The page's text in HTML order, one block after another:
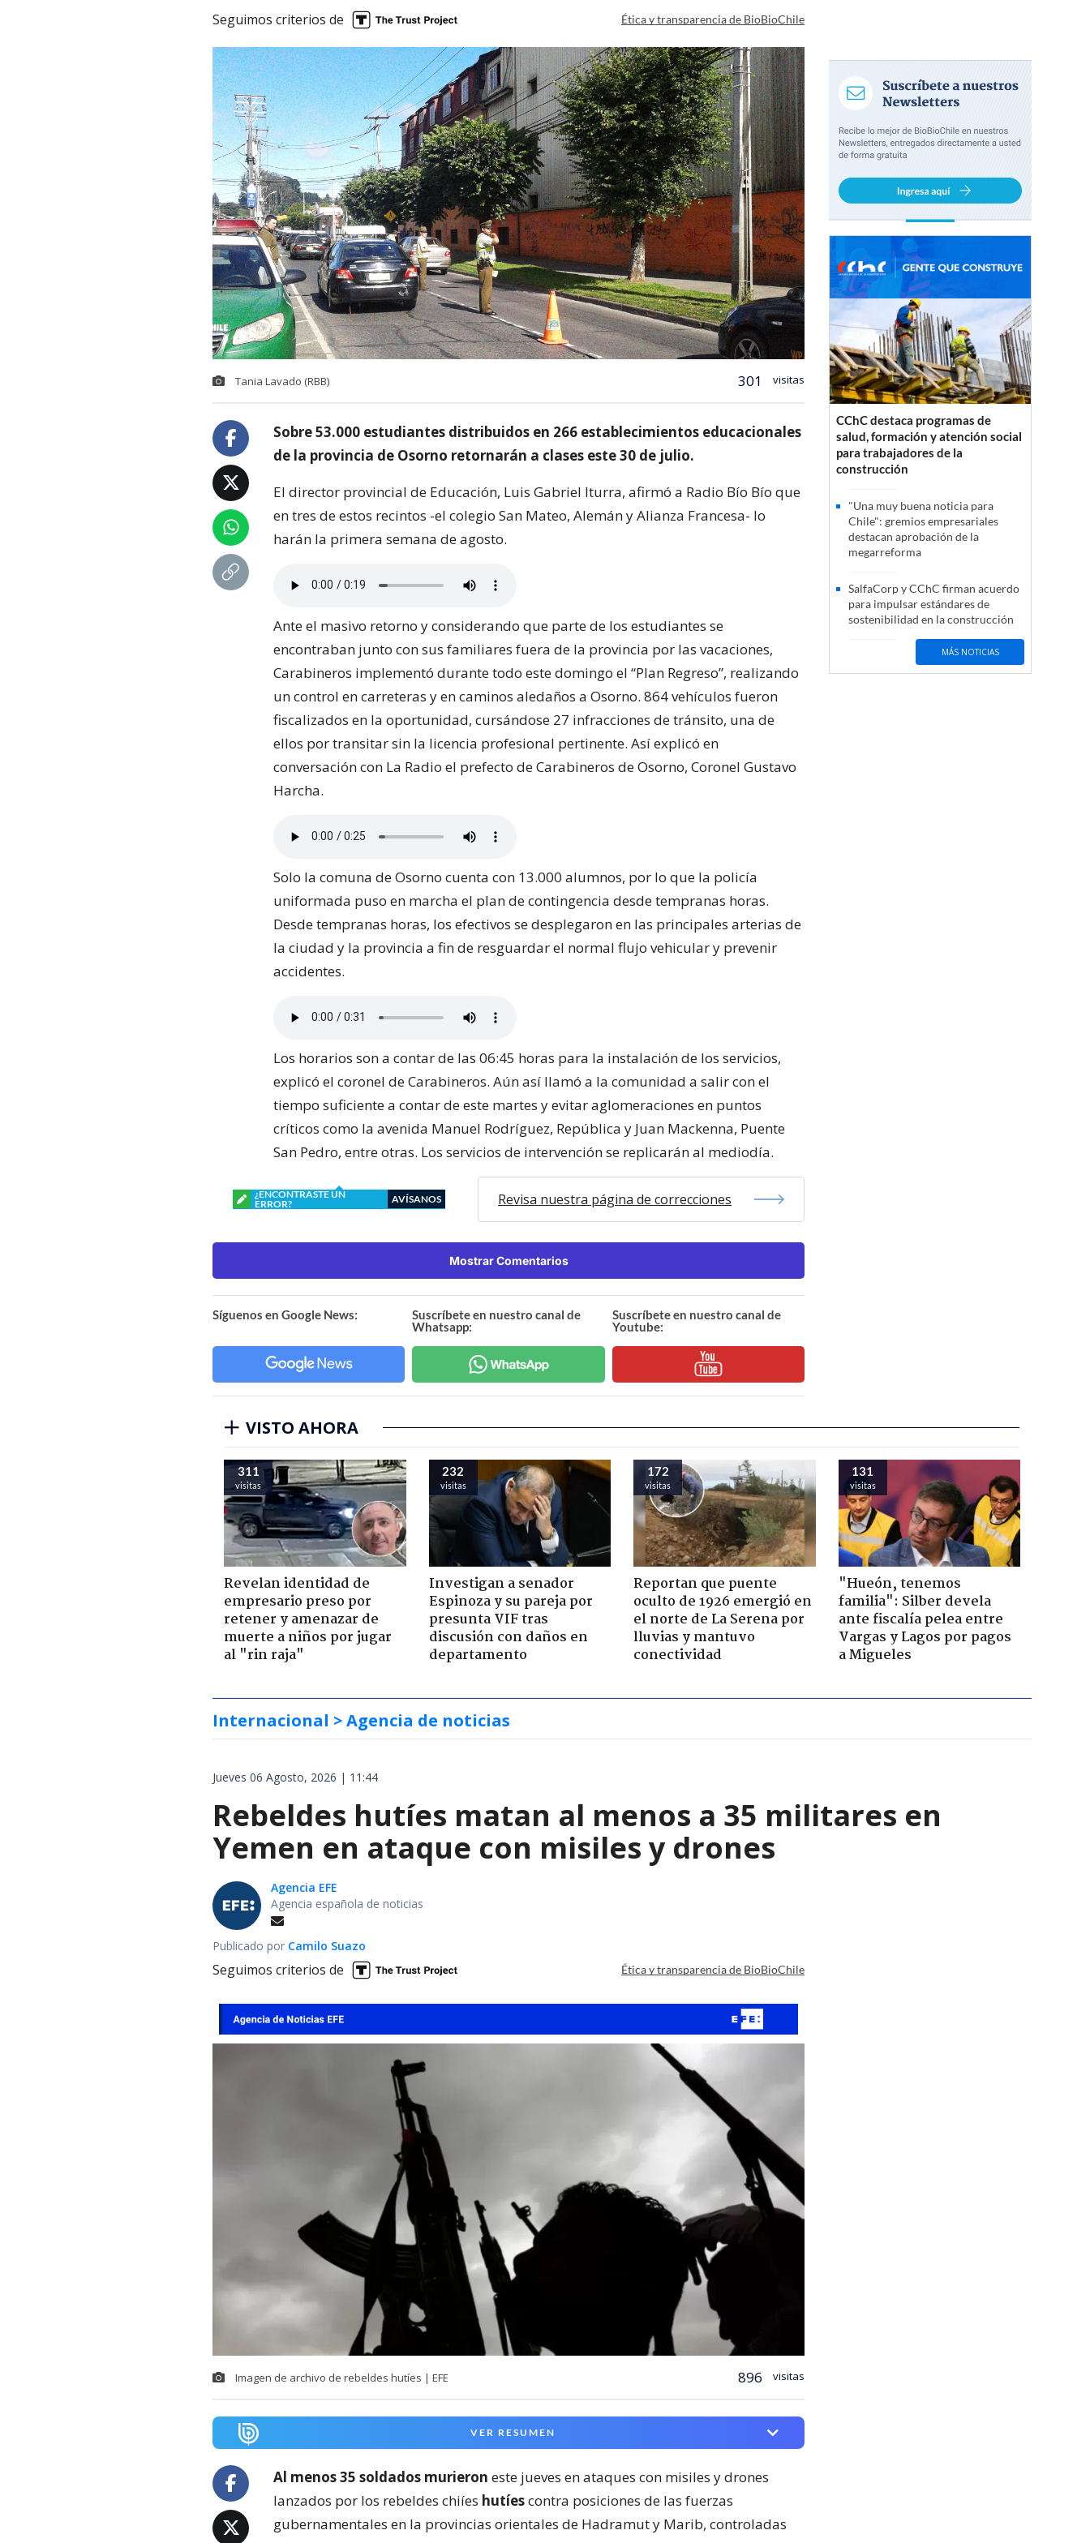
Seguimos criterios de Ética y transparencia de BioBioChile
Tania Lavado (RBB) 301 visitas
Sobre 53.000 estudiantes distribuidos en 266 establecimientos educacionales
de la provincia de Osorno retornarán a clases este 30 de julio.
El director provincial de Educación, Luis Gabriel Iturra, afirmó a Radio Bío Bío que
en tres de estos recintos -el colegio San Mateo, Alemán y Alianza Francesa- lo
harán la primera semana de agosto.
Ante el masivo retorno y considerando que parte de los estudiantes se
encontraban junto con sus familiares fuera de la provincia por las vacaciones,
Carabineros implementó durante todo este domingo el “Plan Regreso”, realizando
un control en carreteras y en caminos aledaños a Osorno. 864 vehículos fueron
fiscalizados en la oportunidad, cursándose 27 infracciones de tránsito, una de
ellos por transitar sin la licencia profesional pertinente. Así explicó en
conversación con La Radio el prefecto de Carabineros de Osorno, Coronel Gustavo
Harcha.
Solo la comuna de Osorno cuenta con 13.000 alumnos, por lo que la policía
uniformada puso en marcha el plan de contingencia desde tempranas horas.
Desde tempranas horas, los efectivos se desplegaron en las principales arterias de
la ciudad y la provincia a fin de resguardar el normal flujo vehicular y prevenir
accidentes.
Los horarios son a contar de las 06:45 horas para la instalación de los servicios,
explicó el coronel de Carabineros. Aún así llamó a la comunidad a salir con el
tiempo suficiente a contar de este martes y evitar aglomeraciones en puntos
críticos como la avenida Manuel Rodríguez, República y Juan Mackenna, Puente
San Pedro, entre otras. Los servicios de intervención se replicarán al mediodía.
¿ENCONTRASTE UN
ERROR?
AVÍSANOS Revisa nuestra página de correcciones
Mostrar Comentarios
Síguenos en Google News:
Suscríbete en nuestro canal de
Whatsapp:
Suscríbete en nuestro canal de
Youtube:
CChC destaca programas de
salud, formación y atención social
para trabajadores de la
construcción
"Una muy buena noticia para
Chile": gremios empresariales
destacan aprobación de la
megarreforma
SalfaCorp y CChC firman acuerdo
para impulsar estándares de
sostenibilidad en la construcción
MÁS NOTICIAS
VISTO AHORA
311
visitas
Revelan identidad de
empresario preso por
retener y amenazar de
muerte a niños por jugar
al "rin raja"
232
visitas
Investigan a senador
Espinoza y su pareja por
presunta VIF tras
discusión con daños en
departamento
172
visitas
Reportan que puente
oculto de 1926 emergió en
el norte de La Serena por
lluvias y mantuvo
conectividad
131
visitas
"Hueón, tenemos
familia": Silber devela
ante fiscalía pelea entre
Vargas y Lagos por pagos
a Migueles
Internacional > Agencia de noticias
Jueves 06 Agosto, 2026 | 11:44
Rebeldes hutíes matan al menos a 35 militares en
Yemen en ataque con misiles y drones
Agencia EFE
Agencia española de noticias
Publicado por Camilo Suazo
Seguimos criterios de Ética y transparencia de BioBioChile
Imagen de archivo de rebeldes hutíes | EFE 896 visitas
VER RESUMEN
Al menos 35 soldados murieron este jueves en ataques con misiles y drones
lanzados por los rebeldes chiíes hutíescontra posiciones de las fuerzas
gubernamentales en la provincias orientales de Hadramut y Marib, controladas